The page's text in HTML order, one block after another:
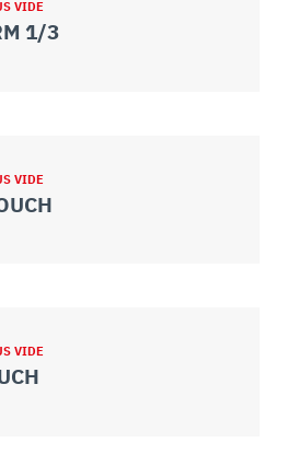
VIDE
1/3
VIDE
VIDE